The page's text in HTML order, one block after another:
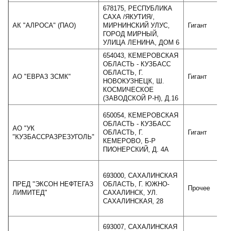
АК "АЛРОСА" (ПАО)
678175, РЕСПУБЛИКА
САХА /ЯКУТИЯ/,
МИРНИНСКИЙ УЛУС,
ГОРОД МИРНЫЙ,
УЛИЦА ЛЕНИНА, ДОМ 6
Гигант
АО "ЕВРАЗ ЗСМК"
654043, КЕМЕРОВСКАЯ
ОБЛАСТЬ - КУЗБАСС
ОБЛАСТЬ, Г.
НОВОКУЗНЕЦК, Ш.
КОСМИЧЕСКОЕ
(ЗАВОДСКОЙ Р-Н), Д.16
Гигант
АО "УК
"КУЗБАССРАЗРЕЗУГОЛЬ"
650054, КЕМЕРОВСКАЯ
ОБЛАСТЬ - КУЗБАСС
ОБЛАСТЬ, Г.
КЕМЕРОВО, Б-Р
ПИОНЕРСКИЙ, Д. 4А
Гигант
ПРЕД "ЭКСОН НЕФТЕГАЗ
ЛИМИТЕД"
693000, САХАЛИНСКАЯ
ОБЛАСТЬ, Г. ЮЖНО-
САХАЛИНСК, УЛ.
САХАЛИНСКАЯ, 28
Прочее
693007, САХАЛИНСКАЯ